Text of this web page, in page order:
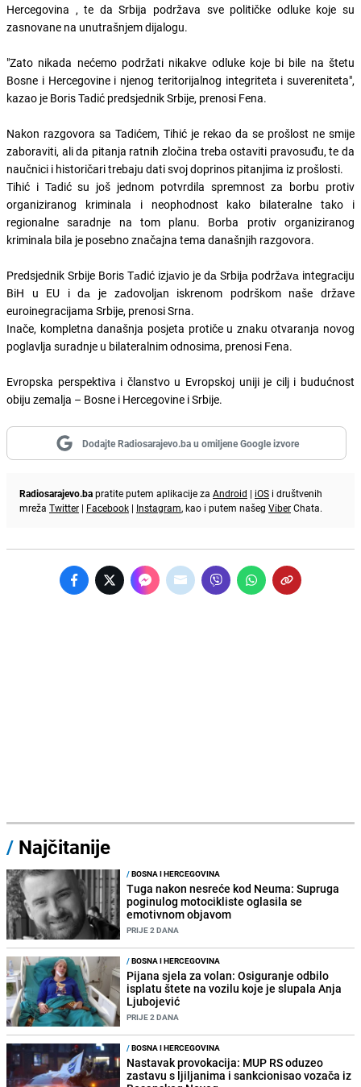
Hercegovina , te da Srbija podržava sve političke odluke koje su
zasnovane na unutrašnjem dijalogu.
"Zato nikada nećemo podržati nikakve odluke koje bi bile na štetu
Bosne i Hercegovine i njenog teritorijalnog integriteta i suvereniteta",
kazao je Boris Tadić predsjednik Srbije, prenosi Fena.
Nakon razgovora sa Tadićem, Tihić je rekao da se prošlost ne smije
zaboraviti, ali da pitanja ratnih zločina treba ostaviti pravosuđu, te da
naučnici i historičari trebaju dati svoj doprinos pitanjima iz prošlosti.
Tihić i Tadić su još jednom potvrdila spremnost za borbu protiv
organiziranog kriminala i neophodnost kako bilateralne tako i
regionalne saradnje na tom planu. Borba protiv organiziranog
kriminala bila je posebno značajna tema današnjih razgovora.
Predsjednik Srbije Boris Tаdić izjаvio je dа Srbijа podržаvа integrаciju
BiH u EU i dа je zаdovoljаn iskrenom podrškom naše države
euroinegracijama Srbije, prenosi Srna.
Inače, kompletna današnja posjeta protiče u znaku otvaranja novog
poglavlja suradnje u bilateralnim odnosima, prenosi Fena.
Evropska perspektiva i članstvo u Evropskoj uniji je cilj i budućnost
obiju zemalja – Bosne i Hercegovine i Srbije.
Dodajte Radiosarajevo.ba u omiljene Google izvore
Radiosarajevo.bapratite putem aplikacije za Android | iOS i društvenih
mreža Twitter | Facebook | Instagram, kao i putem našeg ViberChata.
/ Najčitanije
/BOSNA I HERCEGOVINA
Tuga nakon nesreće kod Neuma: Supruga
poginulog motocikliste oglasila se
emotivnom objavom
PRIJE 2 DANA
/BOSNA I HERCEGOVINA
Pijana sjela za volan: Osiguranje odbilo
isplatu štete na vozilu koje je slupala Anja
Ljubojević
PRIJE 2 DANA
/BOSNA I HERCEGOVINA
Nastavak provokacija: MUP RS oduzeo
zastavu s ljiljanima i sankcionisao vozača iz